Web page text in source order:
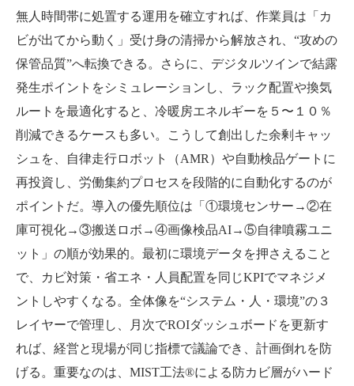
無人時間帯に処置する運用を確立すれば、作業員は「カ
ビが出てから動く」受け身の清掃から解放され、“攻めの
保管品質”へ転換できる。さらに、デジタルツインで結露
発生ポイントをシミュレーションし、ラック配置や換気
ルートを最適化すると、冷暖房エネルギーを５〜１０％
削減できるケースも多い。こうして創出した余剰キャッ
シュを、自律走行ロボット（AMR）や自動検品ゲートに
再投資し、労働集約プロセスを段階的に自動化するのが
ポイントだ。導入の優先順位は「①環境センサー→②在
庫可視化→③搬送ロボ→④画像検品AI→⑤自律噴霧ユニ
ット」の順が効果的。最初に環境データを押さえること
で、カビ対策・省エネ・人員配置を同じKPIでマネジメ
ントしやすくなる。全体像を“システム・人・環境”の３
レイヤーで管理し、月次でROIダッシュボードを更新す
れば、経営と現場が同じ指標で議論でき、計画倒れを防
げる。重要なのは、MIST工法®による防カビ層がハード